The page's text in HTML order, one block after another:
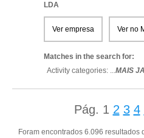
LDA
Ver empresa Ver no
Matches in the search for:
Activity categories: ...MAIS
Pág. 1 2 3 4
Foram encontrados 6.096